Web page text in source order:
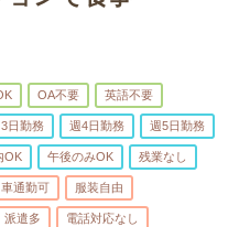
OA不要 英語不要
日勤務 週4日勤務 週5日勤務
OK 午後のみOK 残業なし
車通勤可 服装自由
派遣多 電話対応なし